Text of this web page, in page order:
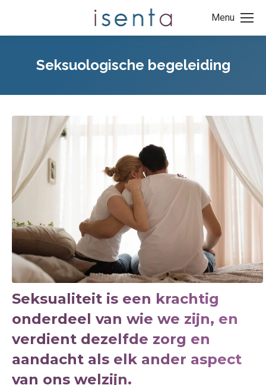
Menu
Seksuologische begeleiding
Seksualiteit is een krachtig
onderdeel van wie we zijn, en
verdient dezelfde zorg en
aandacht als elk ander aspect
van ons welzijn.